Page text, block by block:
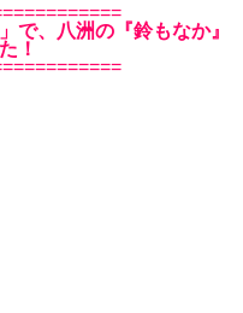
で、八洲の『鈴もなか』
！